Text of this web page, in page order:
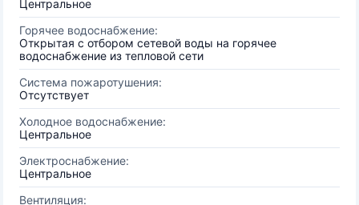
Центральное
Горячее водоснабжение:
Открытая с отбором сетевой воды на горячее
водоснабжение из тепловой сети
Система пожаротушения:
Отсутствует
Холодное водоснабжение:
Центральное
Электроснабжение:
Центральное
Вентиляция: